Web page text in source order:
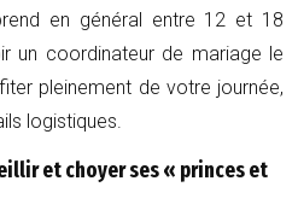
en général entre 12 et 18
un coordinateur de mariage le
pleinement de votre journée,
logistiques.
et choyer ses « princes et